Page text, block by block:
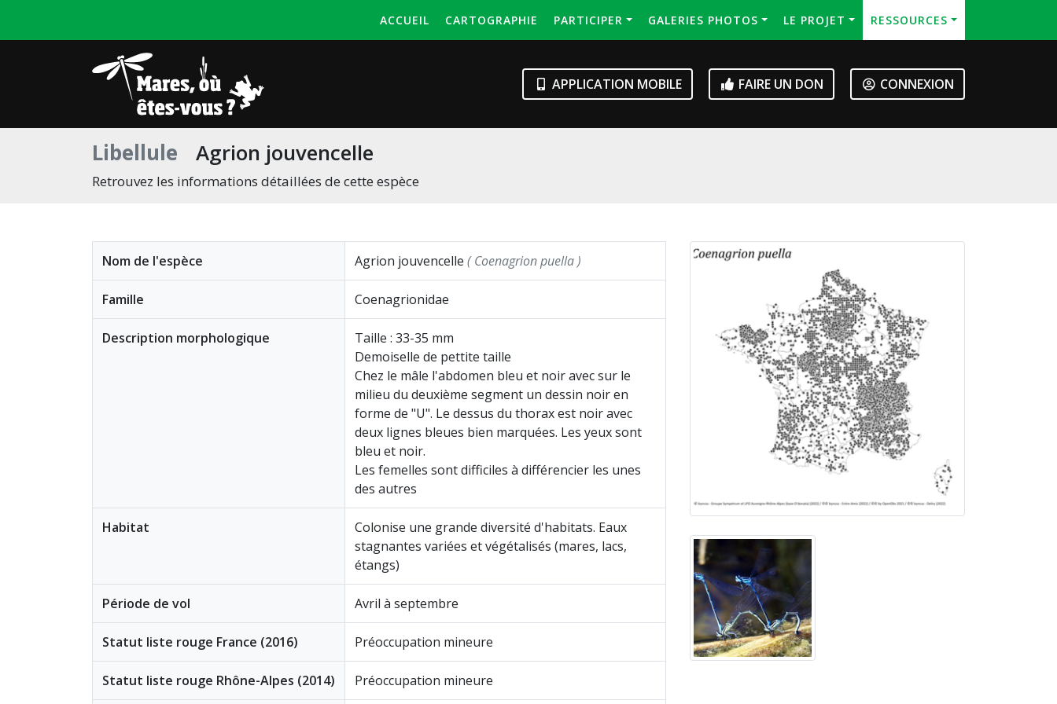
ACCUEIL CARTOGRAPHIE PARTICIPER GALERIES PHOTOS LE PROJET RESSOURCES
APPLICATION MOBILE FAIRE UN DON CONNEXION
Libellule Agrion jouvencelle
Retrouvez les informations détaillées de cette espèce
Nom de l'espèce Agrion jouvencelle ( Coenagrion puella )
Famille Coenagrionidae
Description morphologique
Taille : 33-35 mm
Demoiselle de pettite taille
Chez le mâle l'abdomen bleu et noir avec sur le
milieu du deuxième segment un dessin noir en
forme de "U". Le dessus du thorax est noir avec
deux lignes bleues bien marquées. Les yeux sont
bleu et noir.
Les femelles sont difficiles à différencier les unes
des autres
Habitat
Colonise une grande diversité d'habitats. Eaux
stagnantes variées et végétalisés (mares, lacs,
étangs)
Période de vol Avril à septembre
Statut liste rouge France (2016) Préoccupation mineure
Statut liste rouge Rhône-Alpes (2014) Préoccupation mineure